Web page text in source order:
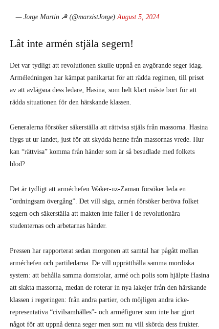
— Jorge Martin ☭ (@marxistJorge)August 5, 2024
Låt inte armén stjäla segern!
Det var tydligt att revolutionen skulle uppnå en avgörande seger idag.
Arméledningen har kämpat panikartat för att rädda regimen, till priset
av att avlägsna dess ledare, Hasina, som helt klart måste bort för att
rädda situationen för den härskande klassen.
Generalerna försöker säkerställa att rättvisa stjäls från massorna. Hasina
flygs ut ur landet, just för att skydda henne från massornas vrede. Hur
kan “rättvisa” komma från händer som är så besudlade med folkets
blod?
Det är tydligt att arméchefen Waker-uz-Zaman försöker leda en
“ordningsam övergång”. Det vill säga, armén försöker beröva folket
segern och säkerställa att makten inte faller i de revolutionära
studenternas och arbetarnas händer.
Pressen har rapporterat sedan morgonen att samtal har pågått mellan
arméchefen och partiledarna. De vill upprätthålla samma mordiska
system: att behålla samma domstolar, armé och polis som hjälpte Hasina
att slakta massorna, medan de roterar in nya lakejer från den härskande
klassen i regeringen: från andra partier, och möjligen andra icke-
representativa “civilsamhälles”- och arméfigurer som inte har gjort
något för att uppnå denna seger men som nu vill skörda dess frukter.